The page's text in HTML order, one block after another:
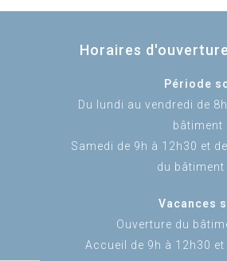
Horaires
Période
Du lundi au vendredi de
bâtiment
Samedi de 9h à 12h30 et
du bâtiment
Vacances
Ouverture du
Accueil de 9h à 12h30